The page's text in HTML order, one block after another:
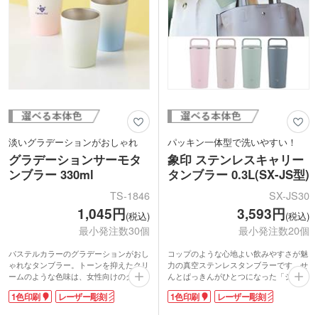
淡いグラデーションがおしゃれ
グラデーションサーモタ
ンブラー 330ml
TS-1846
1,045円(税込)
最小発注数30個
パステルカラーのグラデーションがおし
ゃれなタンブラー。トーンを抑えたクリ
ームのような色味は、女性向けのグッズ
やノベルティにおすすめです。ステンレ
ス製の真空2重構造で保温保冷もバッチ
1色印刷 レーザー彫刻
パッキン一体型で洗いやすい！
象印 ステンレスキャリー
タンブラー 0.3L(SX-JS型)
SX-JS30
3,593円(税込)
最小発注数20個
コップのような心地よい飲みやすさが魅
力の真空ステンレスタンブラーです。せ
んとぱっきんがひとつになった「シーム
レスせん」を採用していてお手入れ簡
単。広口なので中までしっかり洗えて衛
1色印刷 レーザー彫刻